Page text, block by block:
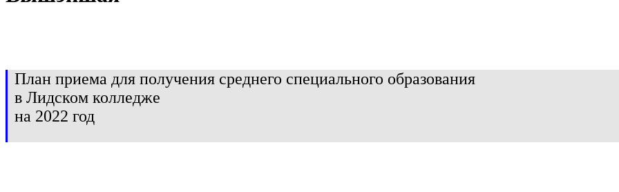
План приема для получения среднего специального образования
в Лидском колледже
на 2022 год